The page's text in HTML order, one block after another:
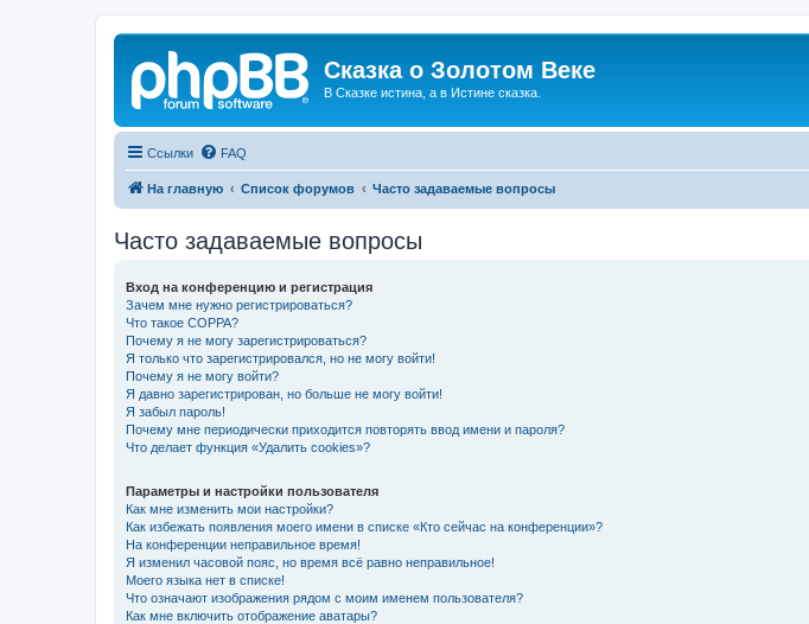
Сказка о Золотом Веке
В Сказке истина, а в Истине сказка.
Ссылки FAQ
На главную Список форумов Часто задаваемые вопросы
Часто задаваемые вопросы
Вход на конференцию и регистрация
Зачем мне нужно регистрироваться?
Что такое COPPA?
Почему я не могу зарегистрироваться?
Я только что зарегистрировался, но не могу войти!
Почему я не могу войти?
Я давно зарегистрирован, но больше не могу войти!
Я забыл пароль!
Почему мне периодически приходится повторять ввод имени и пароля?
Что делает функция «Удалить cookies»?
Параметры и настройки пользователя
Как мне изменить мои настройки?
Как избежать появления моего имени в списке «Кто сейчас на конференции»?
На конференции неправильное время!
Я изменил часовой пояс, но время всё равно неправильное!
Моего языка нет в списке!
Что означают изображения рядом с моим именем пользователя?
Как мне включить отображение аватары?